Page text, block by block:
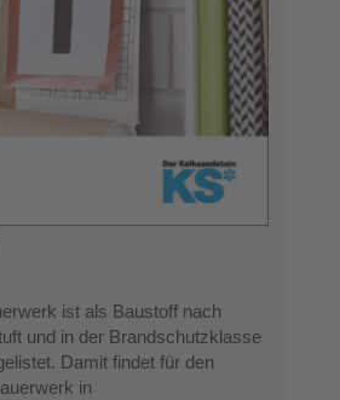
ist als Baustoff nach
und in der Brandschutzklasse
Damit findet für den
in